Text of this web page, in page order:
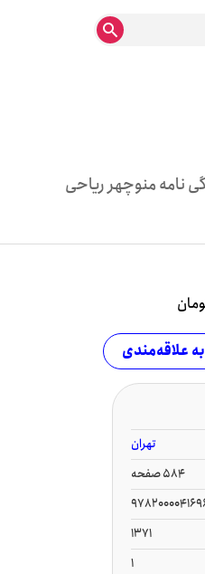
ن‍ام‍ه م‍ن‍وچ‍ه‍ر ری‍اح‍ی
علاقه‌مندی
تهران
584 صفحه
1371
1